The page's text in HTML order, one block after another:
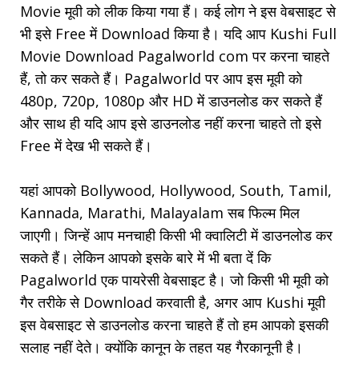
Movie मूवी को लीक किया गया हैं। कई लोग ने इस वेबसाइट से
भी इसे Free में Download किया है। यदि आप Kushi Full
Movie Download Pagalworld com पर करना चाहते
हैं, तो कर सकते हैं। Pagalworld पर आप इस मूवी को
480p, 720p, 1080p और HD में डाउनलोड कर सकते हैं
और साथ ही यदि आप इसे डाउनलोड नहीं करना चाहते तो इसे
Free में देख भी सकते हैं।
यहां आपको Bollywood, Hollywood, South, Tamil,
Kannada, Marathi, Malayalam सब फिल्म मिल
जाएगी। जिन्हें आप मनचाही किसी भी क्वालिटी में डाउनलोड कर
सकते हैं। लेकिन आपको इसके बारे में भी बता दें कि
Pagalworld एक पायरेसी वेबसाइट है। जो किसी भी मूवी को
गैर तरीके से Download करवाती है, अगर आप Kushi मूवी
इस वेबसाइट से डाउनलोड करना चाहते हैं तो हम आपको इसकी
सलाह नहीं देते। क्योंकि कानून के तहत यह गैरकानूनी है।